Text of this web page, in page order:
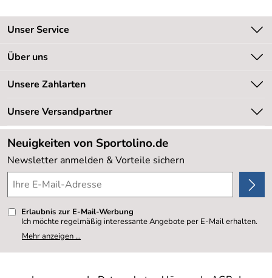
Unser Service
Kontakt
Newsletter
Retourenabwicklung
Lieferbedingungen
Kundenlogin
Über uns
Unsere Bestseller
Neu
Sale %
Kundenbewertungen (20.177)
4,8/5*****
Unsere Zahlarten
Unsere Versandpartner
Neuigkeiten von Sportolino.de
Newsletter anmelden & Vorteile sichern
Erlaubnis zur E-Mail-Werbung
Ich möchte regelmäßig interessante Angebote per E-Mail erhalten.
Meine E-Mail-Adresse wird nicht an andere Unternehmen
weitergegeben. Zu statistischen Zwecken wird in anonymer Form
Mehr anzeigen ...